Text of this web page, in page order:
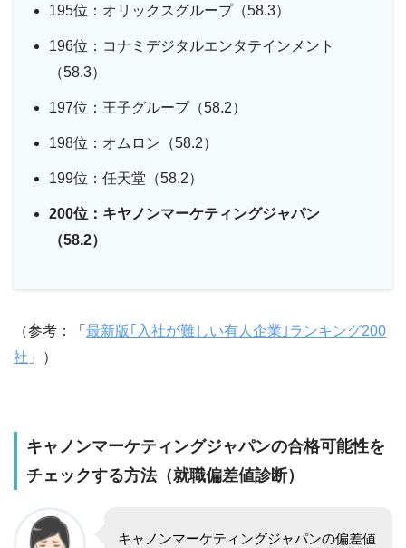
195位：オリックスグループ（58.3）
196位：コナミデジタルエンタテインメント
（58.3）
197位：王子グループ（58.2）
198位：オムロン（58.2）
199位：任天堂（58.2）
200位：キヤノンマーケティングジャパン
（58.2）
（参考：「 最新版｢入社が難しい有人企業｣ランキング200
社 」）
キャノンマーケティングジャパンの合格可能性を
チェックする方法（就職偏差値診断）
キャノンマーケティングジャパンの偏差値